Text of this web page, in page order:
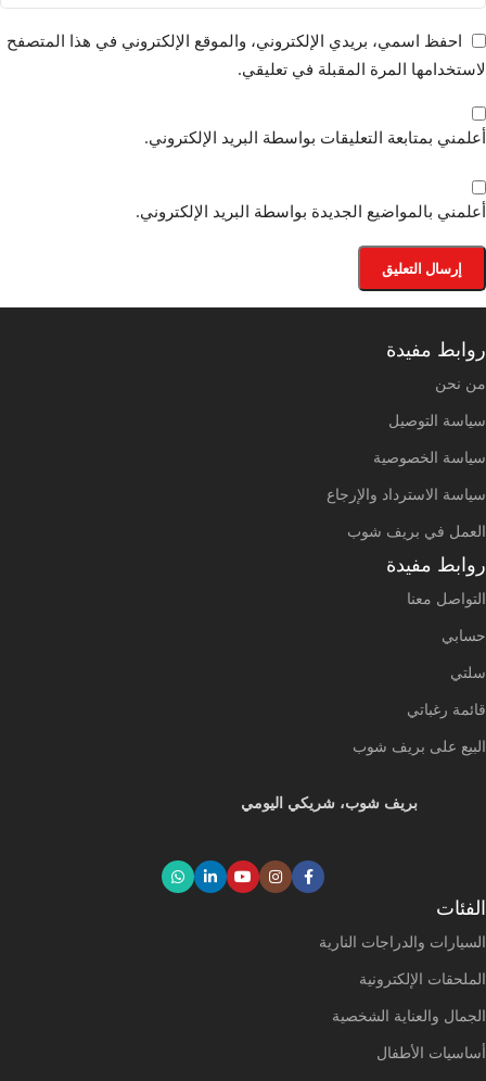
احفظ اسمي، بريدي الإلكتروني، والموقع الإلكتروني في هذا المتصفح
لاستخدامها المرة المقبلة في تعليقي.
أعلمني بمتابعة التعليقات بواسطة البريد الإلكتروني.
أعلمني بالمواضيع الجديدة بواسطة البريد الإلكتروني.
بريف شوب، شريكي اليومي
الفئات
السيارات والدراجات النارية
الملحقات الإلكترونية
الجمال والعناية الشخصية
أساسيات الأطفال
روابط مفيدة
من نحن
سياسة التوصيل
سياسة الخصوصية
سياسة الاسترداد والإرجاع
العمل في بريف شوب
روابط مفيدة
التواصل معنا
حسابي
سلتي
قائمة رغباتي
البيع على بريف شوب